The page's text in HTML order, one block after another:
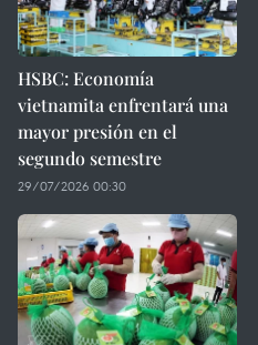
HSBC: Economía
vietnamita enfrentará una
mayor presión en el
segundo semestre
29/07/2026 00:30